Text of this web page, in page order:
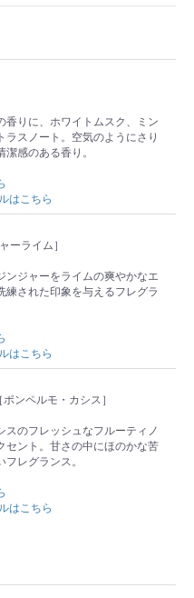
香りに、ホワイトムスク、ミン
ラスノート。空気のようにさり
感のある香り。
はこちら
ーライム］
ンジャーをライムの爽やかなエ
練された印象を与えるフレグラ
はこちら
ンペルモ・カシス］
スのフレッシュなフルーティノ
セント。甘さの中にほのかな苦
レグランス。
はこちら